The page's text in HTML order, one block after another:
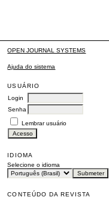
OPEN JOURNAL SYSTEMS
Ajuda do sistema
USUÁRIO
Login
Senha
Lembrar usuário
IDIOMA
Selecione o idioma
CONTEÚDO DA REVISTA